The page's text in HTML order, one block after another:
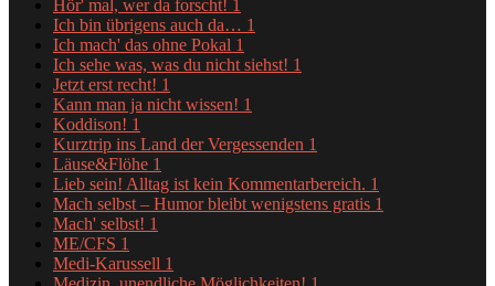
Hör' mal, wer da forscht! 1
Ich bin übrigens auch da… 1
Ich mach' das ohne Pokal 1
Ich sehe was, was du nicht siehst! 1
Jetzt erst recht! 1
Kann man ja nicht wissen! 1
Koddison! 1
Kurztrip ins Land der Vergessenden 1
Läuse&Flöhe 1
Lieb sein! Alltag ist kein Kommentarbereich. 1
Mach selbst – Humor bleibt wenigstens gratis 1
Mach' selbst! 1
ME/CFS 1
Medi-Karussell 1